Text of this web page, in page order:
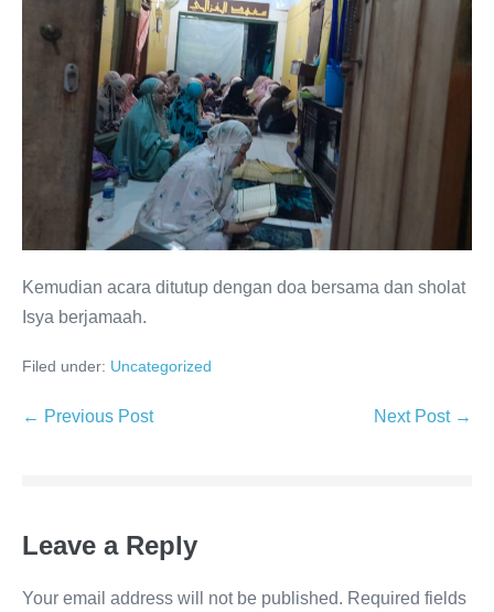
Kemudian acara ditutup dengan doa bersama dan sholat
Isya berjamaah.
Filed under: Uncategorized
Post
← Previous Post Next Post →
Leave a Reply
Your email address will not be published. Required fields